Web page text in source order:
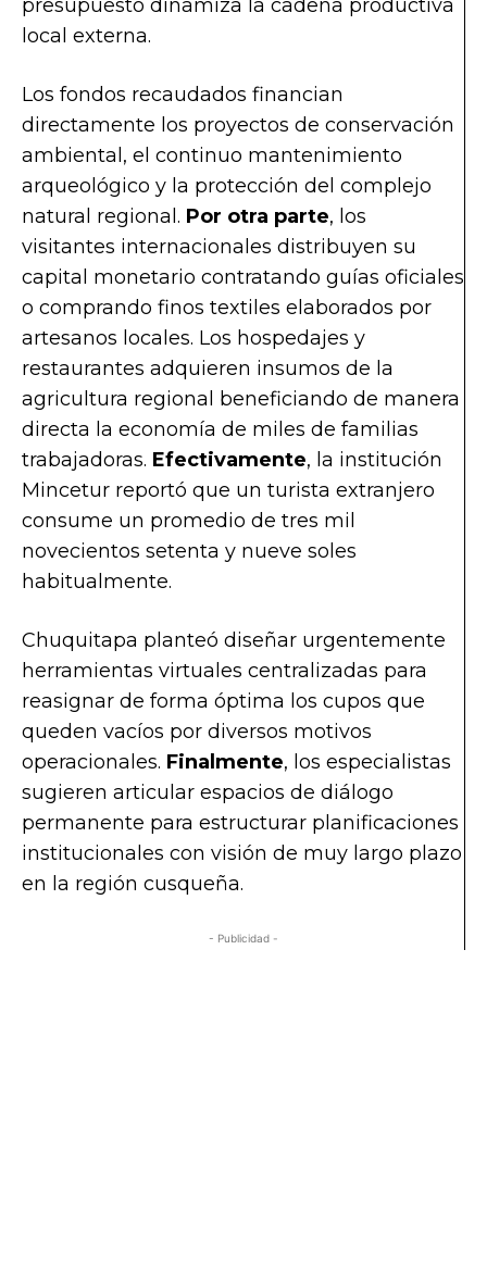
presupuesto dinamiza la cadena productiva
local externa.
Los fondos recaudados financian
directamente los proyectos de conservación
ambiental, el continuo mantenimiento
arqueológico y la protección del complejo
natural regional. Por otra parte, los
visitantes internacionales distribuyen su
capital monetario contratando guías oficiales
o comprando finos textiles elaborados por
artesanos locales. Los hospedajes y
restaurantes adquieren insumos de la
agricultura regional beneficiando de manera
directa la economía de miles de familias
trabajadoras. Efectivamente, la institución
Mincetur reportó que un turista extranjero
consume un promedio de tres mil
novecientos setenta y nueve soles
habitualmente.
Chuquitapa planteó diseñar urgentemente
herramientas virtuales centralizadas para
reasignar de forma óptima los cupos que
queden vacíos por diversos motivos
operacionales. Finalmente, los especialistas
sugieren articular espacios de diálogo
permanente para estructurar planificaciones
institucionales con visión de muy largo plazo
en la región cusqueña.
- Publicidad -